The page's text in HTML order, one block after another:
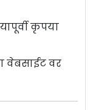
कृपया
वेबसाईट वर